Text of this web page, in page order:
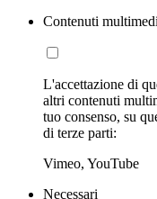
Contenuti
L'accettazione di
altri contenuti
tuo consenso, su
di terze parti:
Vimeo, YouTube
Necessari